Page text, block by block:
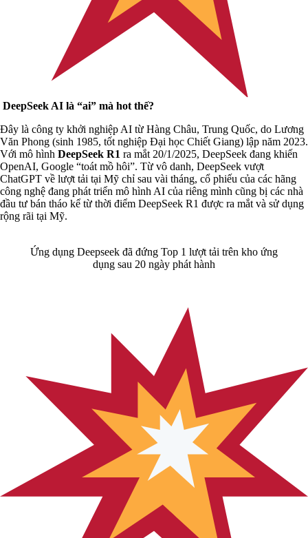
DeepSeek AI là “ai” mà hot thế?
Đây là công ty khởi nghiệp AI từ Hàng Châu, Trung Quốc, do Lương
Văn Phong (sinh 1985, tốt nghiệp Đại học Chiết Giang) lập năm 2023.
Với mô hình DeepSeek R1 ra mắt 20/1/2025, DeepSeek đang khiến
OpenAI, Google “toát mồ hôi”. Từ vô danh, DeepSeek vượt
ChatGPT về lượt tải tại Mỹ chỉ sau vài tháng, cổ phiếu của các hãng
công nghệ đang phát triển mô hình AI của riêng mình cũng bị các nhà
đầu tư bán tháo kể từ thời điểm DeepSeek R1 được ra mắt và sử dụng
rộng rãi tại Mỹ.
Ứng dụng Deepseek đã đứng Top 1 lượt tải trên kho ứng
dụng sau 20 ngày phát hành